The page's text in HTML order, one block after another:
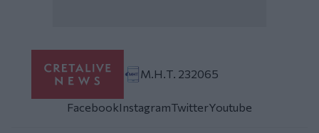
Μ.Η.Τ. 232065
FacebookInstagramTwitterYoutube